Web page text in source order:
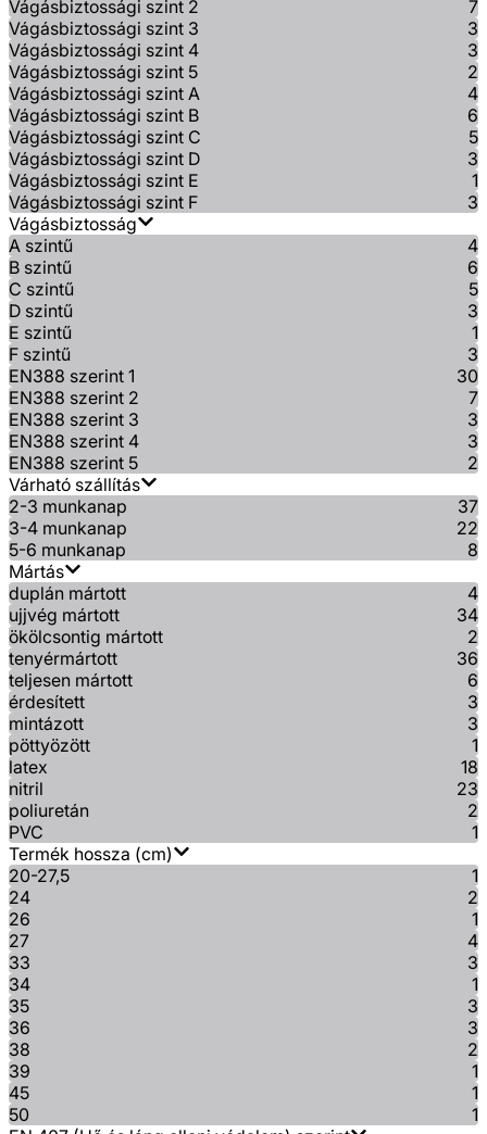
Vágásbiztossági szint 2
7
Vágásbiztossági szint 3
3
Vágásbiztossági szint 4
3
Vágásbiztossági szint 5
2
Vágásbiztossági szint A
4
Vágásbiztossági szint B
6
Vágásbiztossági szint C
5
Vágásbiztossági szint D
3
Vágásbiztossági szint E
1
Vágásbiztossági szint F
3
Vágásbiztosság
A szintű
4
B szintű
6
C szintű
5
D szintű
3
E szintű
1
F szintű
3
EN388 szerint 1
30
EN388 szerint 2
7
EN388 szerint 3
3
EN388 szerint 4
3
EN388 szerint 5
2
Várható szállítás
2-3 munkanap
37
3-4 munkanap
22
5-6 munkanap
8
Mártás
duplán mártott
4
ujjvég mártott
34
ökölcsontig mártott
2
tenyérmártott
36
teljesen mártott
6
érdesített
3
mintázott
3
pöttyözött
1
latex
18
nitril
23
poliuretán
2
PVC
1
Termék hossza (cm)
20-27,5
1
24
2
26
1
27
4
33
3
34
1
35
3
36
3
38
2
39
1
45
1
50
1